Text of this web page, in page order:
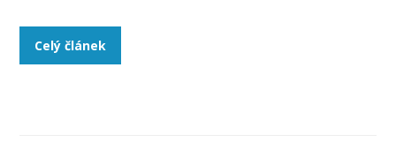
Celý článek